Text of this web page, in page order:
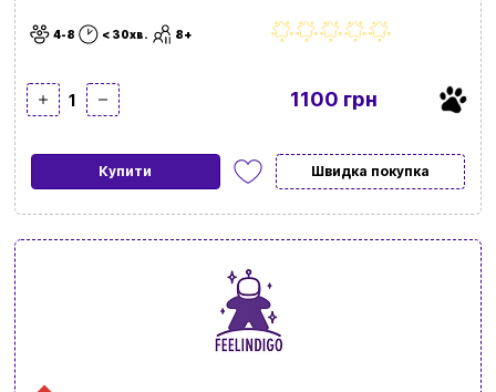
4-8 < 30хв. 8+
1100 грн
1
Купити Швидка покупка